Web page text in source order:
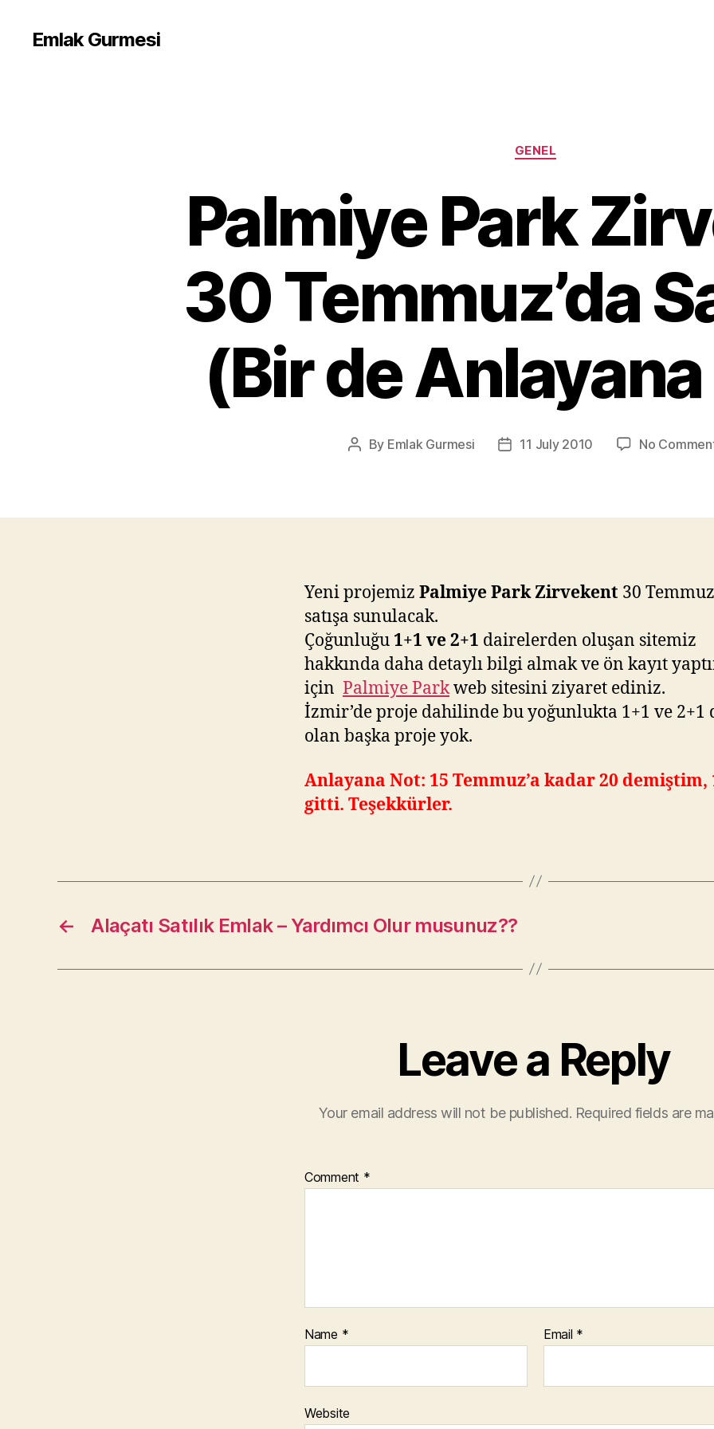
Emlak Gurmesi
Categories
GENEL
Palmiye Park
30 Temmuz’da
(Bir de
Post
By Emlak Gurmesi
Post11 July 2010 No
Yeni projemiz Palmiye Park Zirvekent 30
satışa sunulacak.
Çoğunluğu 1+1 ve 2+1 dairelerden oluşan sitemiz
hakkında daha detaylı bilgi almak ve ön kayıt
için Palmiye Parkweb sitesini ziyaret ediniz.
İzmir’de proje dahilinde bu yoğunlukta 1+1 ve 2+1
olan başka proje yok.
Anlayana Not: 15 Temmuz’a kadar 20 demiştim,
gitti. Teşekkürler.
← Alaçatı Satılık Emlak – Yardımcı Olur musunuz??
Leave a Reply
Your email address will not be published. Required fields are
Comment *
Name * Email *
Website